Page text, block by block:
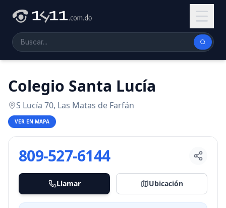
Colegio Santa Lucía
S Lucía 70, Las Matas de Farfán
VER EN MAPA
809-527-6144
Llamar Ubicación